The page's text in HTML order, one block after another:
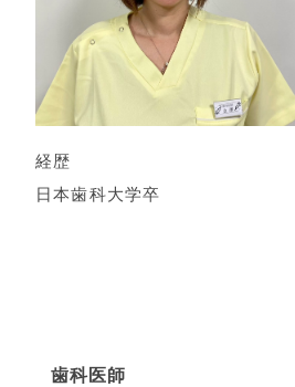
経歴
日本歯科大学卒
歯科医師